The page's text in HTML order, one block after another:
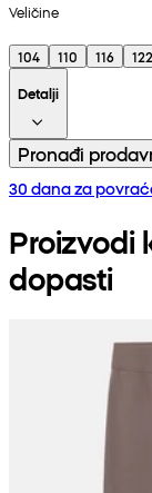
Veličine
104 110 116 122
Detalji
Pronađi
30 dana za
Proizvodi
dopasti